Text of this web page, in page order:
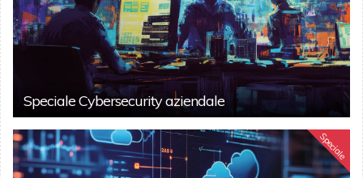
Speciale Cybersecurity aziendale
Speciale